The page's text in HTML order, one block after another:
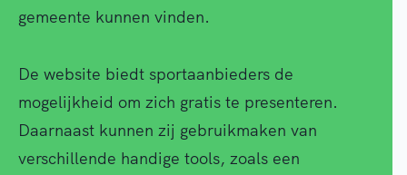
gemeente kunnen vinden.
De website biedt sportaanbieders de
mogelijkheid om zich gratis te presenteren.
Daarnaast kunnen zij gebruikmaken van
verschillende handige tools, zoals een